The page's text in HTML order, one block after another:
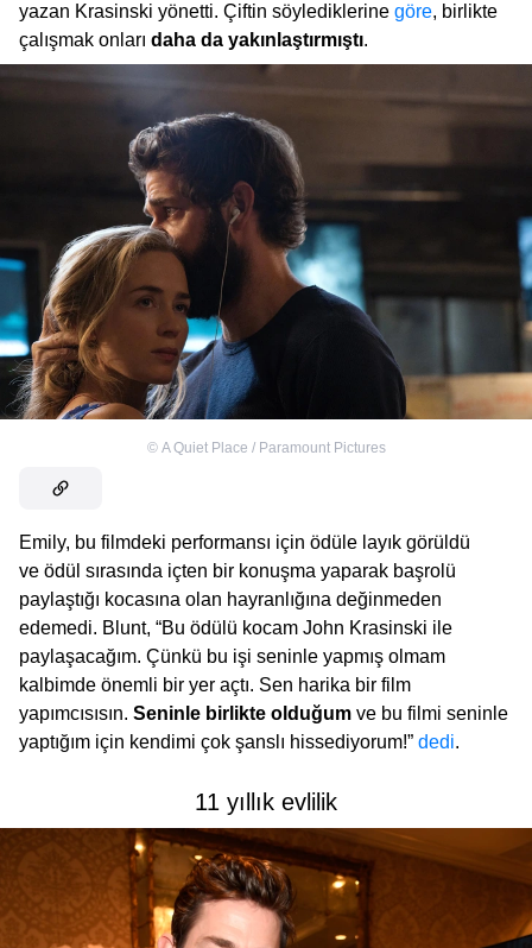
yazan Krasinski yönetti. Çiftin söylediklerine göre, birlikte
çalışmak onları daha da yakınlaştırmıştı.
© A Quiet Place / Paramount Pictures
Emily, bu filmdeki performansı için ödüle layık görüldü
ve ödül sırasında içten bir konuşma yaparak başrolü
paylaştığı kocasına olan hayranlığına değinmeden
edemedi. Blunt, “Bu ödülü kocam John Krasinski ile
paylaşacağım. Çünkü bu işi seninle yapmış olmam
kalbimde önemli bir yer açtı. Sen harika bir film
yapımcısısın. Seninle birlikte olduğum ve bu filmi seninle
yaptığım için kendimi çok şanslı hissediyorum!” dedi.
11 yıllık evlilik